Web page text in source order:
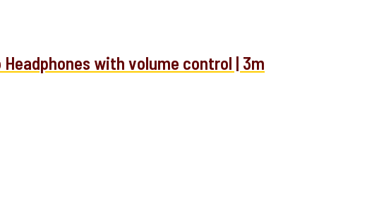
Headphones with volume control | 3m